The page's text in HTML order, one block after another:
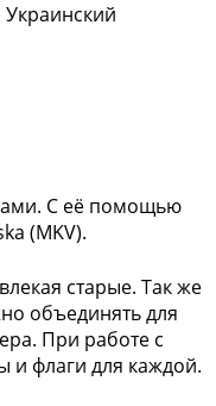
С её помощью
(MKV).
старые. Так же
объединять для
При работе с
и флаги для каждой.